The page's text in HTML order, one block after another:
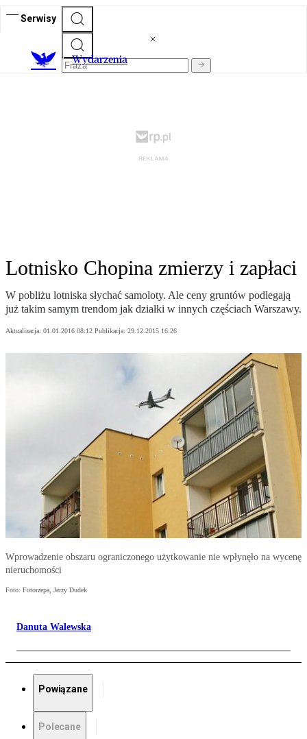
Serwisy
Wydarzenia
Lotnisko Chopina zmierzy i zapłaci
W pobliżu lotniska słychać samoloty. Ale ceny gruntów podlegają
już takim samym trendom jak działki w innych częściach Warszawy.
Aktualizacja: 01.01.2016 08:12 Publikacja: 29.12.2015 16:26
Wprowadzenie obszaru ograniczonego użytkowanie nie wpłynęło na wycenę
nieruchomości
Foto: Fotorzepa, Jerzy Dudek
Danuta Walewska
Powiązane
Polecane